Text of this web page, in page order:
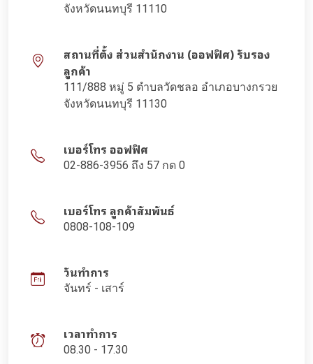
จังหวัดนนทบุรี 11110
สถานที่ตั้ง ส่วนสำนักงาน (ออฟฟิศ) รับรอง
ลูกค้า
111/888 หมู่ 5 ตำบลวัดชลอ อำเภอบางกรวย
จังหวัดนนทบุรี 11130
เบอร์โทร ออฟฟิศ
02-886-3956 ถึง 57 กด 0
เบอร์โทร ลูกค้าสัมพันธ์
0808-108-109
วันทำการ
จันทร์ - เสาร์
เวลาทำการ
08.30 - 17.30